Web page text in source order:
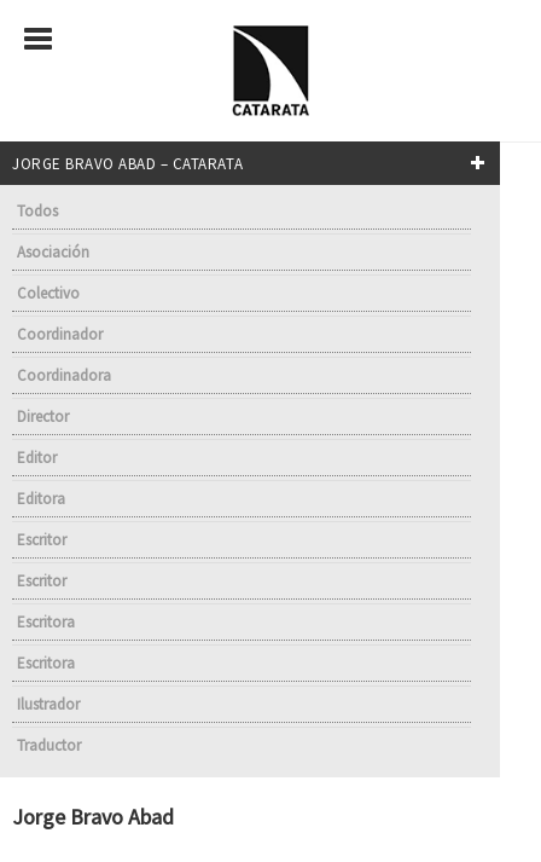
JORGE BRAVO ABAD – CATARATA
Todos
Asociación
Colectivo
Coordinador
Coordinadora
Director
Editor
Editora
Escritor
Escritor
Escritora
Escritora
Ilustrador
Traductor
Jorge Bravo Abad